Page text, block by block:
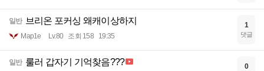
일반 브리온 포커싱 왜캐이상하지
Map1e Lv.80 조회 158 19:35
1
댓글
일반 룰러 갑자기 기억찾음??? 0